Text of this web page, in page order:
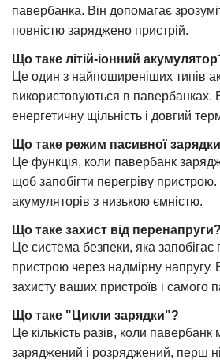
павербанка. Він допомагає
повністю заряджено пристрій.
Що таке літій-іонний
Це один з найпоширеніших типів
використовуються в павербанках.
енергетичну щільність і довгий
Що таке режим пасивної
Це функція, коли павербанк
щоб запобігти перегріву
акумуляторів з низькою ємністю.
Що таке захист від перенапруги?
Це система безпеки, яка
пристрою через надмірну
захисту ваших пристроїв і самого
Що таке "Цикли зарядки"?
Це кількість разів, коли
заряджений і розряджений, перш